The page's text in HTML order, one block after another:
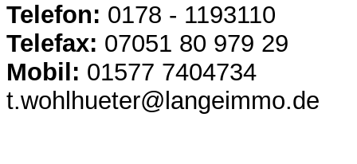
Telefon: 0178 - 1193110
Telefax: 07051 80 979 29
Mobil: 01577 7404734
t.wohlhueter@langeimmo.de